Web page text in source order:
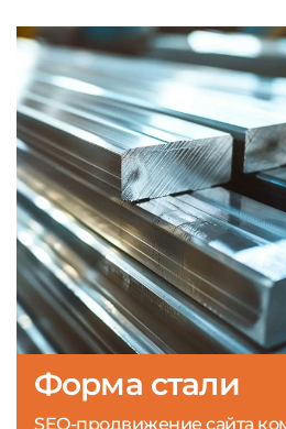
Форма стали
SEO-продвижение сайта